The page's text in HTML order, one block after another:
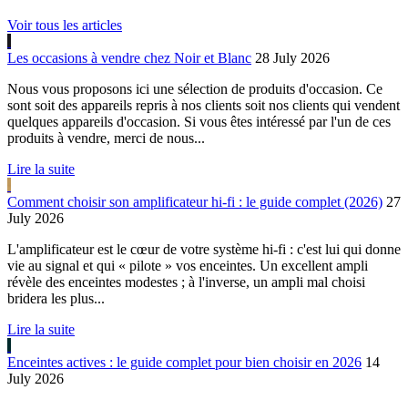
Voir tous les articles
Les occasions à vendre chez Noir et Blanc 28 July 2026
Nous vous proposons ici une sélection de produits d'occasion. Ce
sont soit des appareils repris à nos clients soit nos clients qui vendent
quelques appareils d'occasion. Si vous êtes intéressé par l'un de ces
produits à vendre, merci de nous...
Lire la suite
Comment choisir son amplificateur hi-fi : le guide complet (2026) 27
July 2026
L'amplificateur est le cœur de votre système hi-fi : c'est lui qui donne
vie au signal et qui « pilote » vos enceintes. Un excellent ampli
révèle des enceintes modestes ; à l'inverse, un ampli mal choisi
bridera les plus...
Lire la suite
Enceintes actives : le guide complet pour bien choisir en 2026 14
July 2026